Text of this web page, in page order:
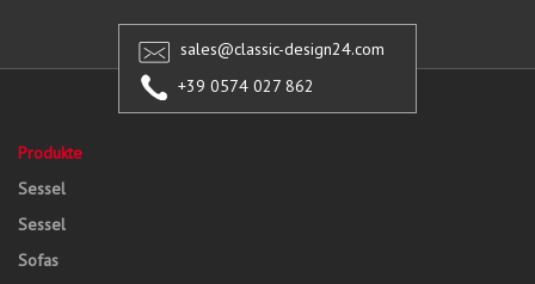
sales@classic-design24.com
+39 0574 027 862
Produkte
Sessel
Sessel
Sofas